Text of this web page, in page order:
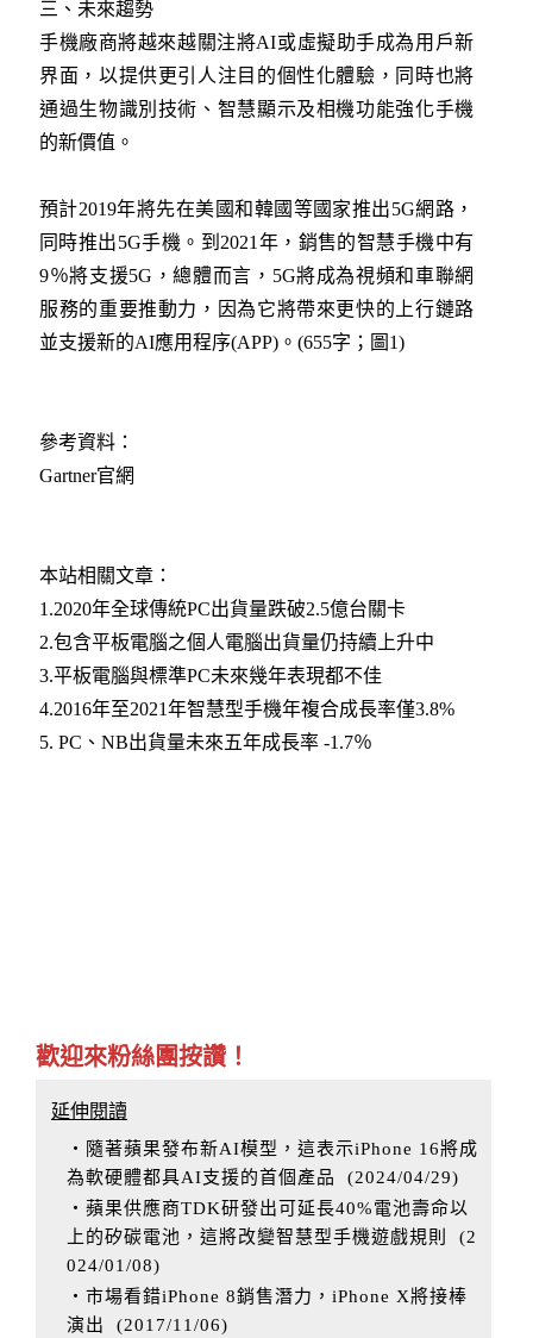
三、未來趨勢
手機廠商將越來越關注將AI或虛擬助手成為用戶新
界面，以提供更引人注目的個性化體驗，同時也將
通過生物識別技術、智慧顯示及相機功能強化手機
的新價值。
預計2019年將先在美國和韓國等國家推出5G網路，
同時推出5G手機。到2021年，銷售的智慧手機中有
9％將支援5G，總體而言，5G將成為視頻和車聯網
服務的重要推動力，因為它將帶來更快的上行鏈路
並支援新的AI應用程序(APP)。(655字；圖1)
參考資料：
Gartner官網
本站相關文章：
1.2020年全球傳統PC出貨量跌破2.5億台關卡
2.包含平板電腦之個人電腦出貨量仍持續上升中
3.平板電腦與標準PC未來幾年表現都不佳
4.2016年至2021年智慧型手機年複合成長率僅3.8%
5. PC、NB出貨量未來五年成長率 -1.7％
歡迎來粉絲團按讚！
延伸閱讀
‧隨著蘋果發布新AI模型，這表示iPhone 16將成
為軟硬體都具AI支援的首個產品
(2024/04/29)
‧蘋果供應商TDK研發出可延長40%電池壽命以
上的矽碳電池，這將改變智慧型手機遊戲規則
(2
024/01/08)
‧市場看錯iPhone 8銷售潛力，iPhone X將接棒
演出
(2017/11/06)